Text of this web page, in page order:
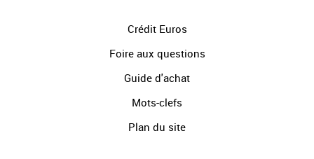
Crédit Euros
Foire aux questions
Guide d'achat
Mots-clefs
Plan du site